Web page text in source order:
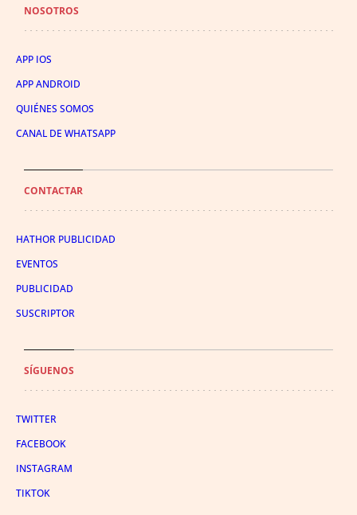
NOSOTROS
APP IOS
APP ANDROID
QUIÉNES SOMOS
CANAL DE WHATSAPP
CONTACTAR
HATHOR PUBLICIDAD
EVENTOS
PUBLICIDAD
SUSCRIPTOR
SÍGUENOS
TWITTER
FACEBOOK
INSTAGRAM
TIKTOK